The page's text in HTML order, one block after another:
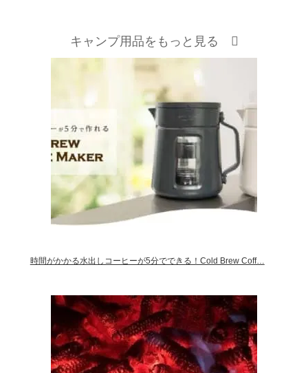
キャンプ用品をもっと見る
時間がかかる水出しコーヒーが5分でできる！Cold Brew Coff…